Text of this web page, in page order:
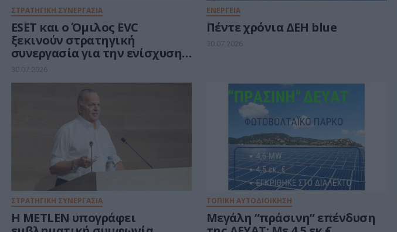
ΣΤΡΑΤΗΓΙΚΗ ΣΥΝΕΡΓΑΣΙΑ
ESET και ο Όμιλος EVC
ξεκινούν στρατηγική
συνεργασία για την ενίσχυση
της ανθεκτικότητας της
Ευρώπης στους τομείς
κυβερνοασφάλειας και
30.07.2026
ΕΝΕΡΓΕΙΑ
Πέντε χρόνια ΔΕΗ blue
30.07.2026
ΣΤΡΑΤΗΓΙΚΗ ΣΥΝΕΡΓΑΣΙΑ
Η METLEN υπογράφει
ΤΟΠΙΚΗ ΑΥΤΟΔΙΟΙΚΗΣΗ
Μεγάλη “πράσινη” επένδυση